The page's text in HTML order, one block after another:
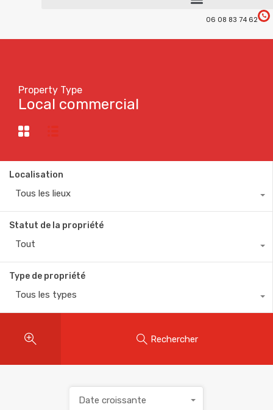
06 08 83 74 62
Property Type
Local commercial
Localisation
Tous les lieux
Statut de la propriété
Tout
Type de propriété
Tous les types
Rechercher
Date croissante